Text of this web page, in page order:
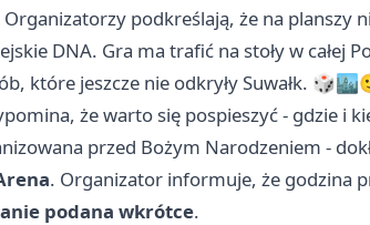
podkreślają, że na planszy
DNA. Gra ma trafić na stoły w całej
które jeszcze nie odkryły Suwałk.
że warto się pospieszyć - gdzie i
przed Bożym Narodzeniem -
. Organizator informuje, że godzina
podana wkrótce.